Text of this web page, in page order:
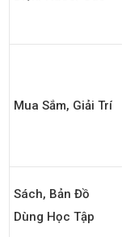
Mua Sắm, Giải Trí
Sách, Bản Đồ
Dùng Học Tập